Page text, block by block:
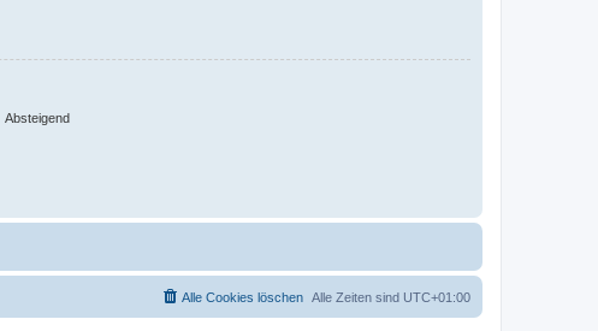
Absteigend
Alle Zeiten sind UTC+01:00
Alle Cookies löschen